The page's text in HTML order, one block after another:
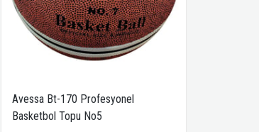
Avessa Bt-170 Profesyonel
Basketbol Topu No5